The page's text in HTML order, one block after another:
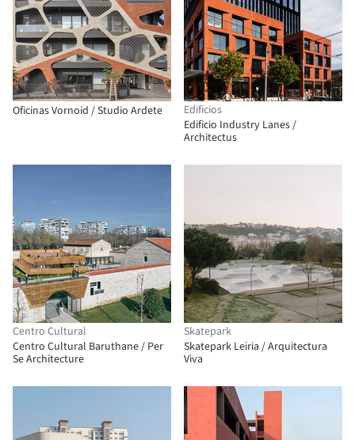
Oficinas Vornoid / Studio Ardete
Edificios
Edificio Industry Lanes /
Architectus
Centro Cultural
Centro Cultural Baruthane / Per
Se Architecture
Skatepark
Skatepark Leiria / Arquitectura
Viva